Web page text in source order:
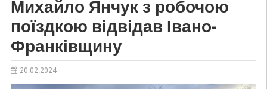
Михайло Янчук з робочою
поїздкою відвідав Івано-
Франківщину
20.02.2024